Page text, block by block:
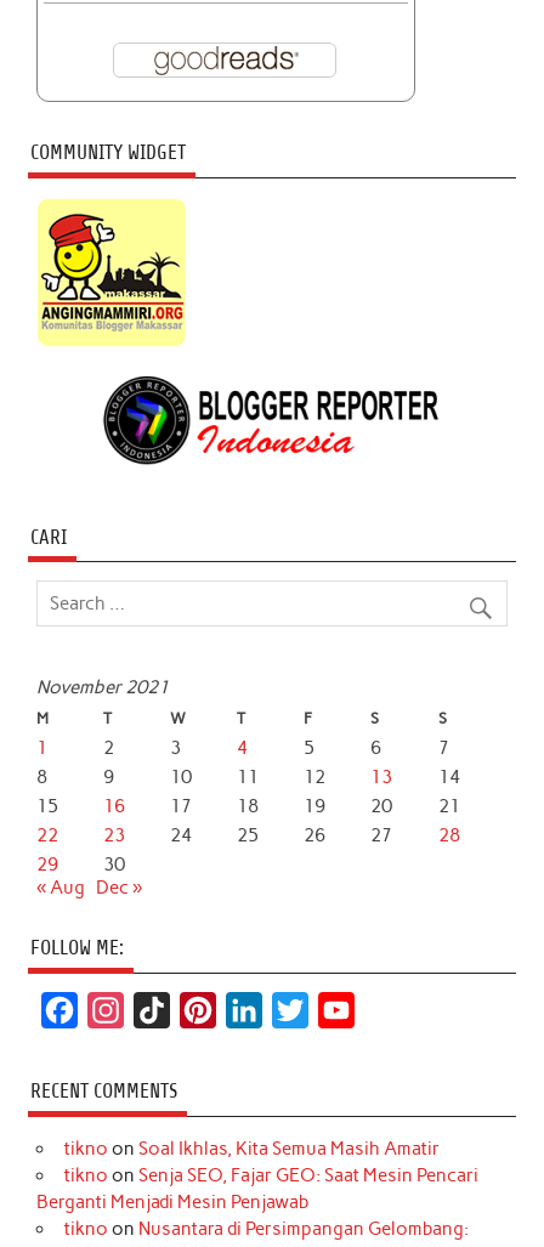
COMMUNITY WIDGET
CARI
November 2021
M T W T F S S
1 2 3 4 5 6
7
8
9 10 11 12 13
14
15
16 17 18 19 20
21
22
23 24 25 26 27
28
29
30
« Aug
Dec »
FOLLOW ME:
c
e
b
o
s
t
a
r
k
T
o
k
t
e
r
e
k
e
d
I
t
t
r
T
u
e
RECENT COMMENTS
tikno on Soal Ikhlas, Kita Semua Masih Amatir
tikno on Senja SEO, Fajar GEO: Saat Mesin Pencari
Berganti Menjadi Mesin Penjawab
tikno on Nusantara di Persimpangan Gelombang: